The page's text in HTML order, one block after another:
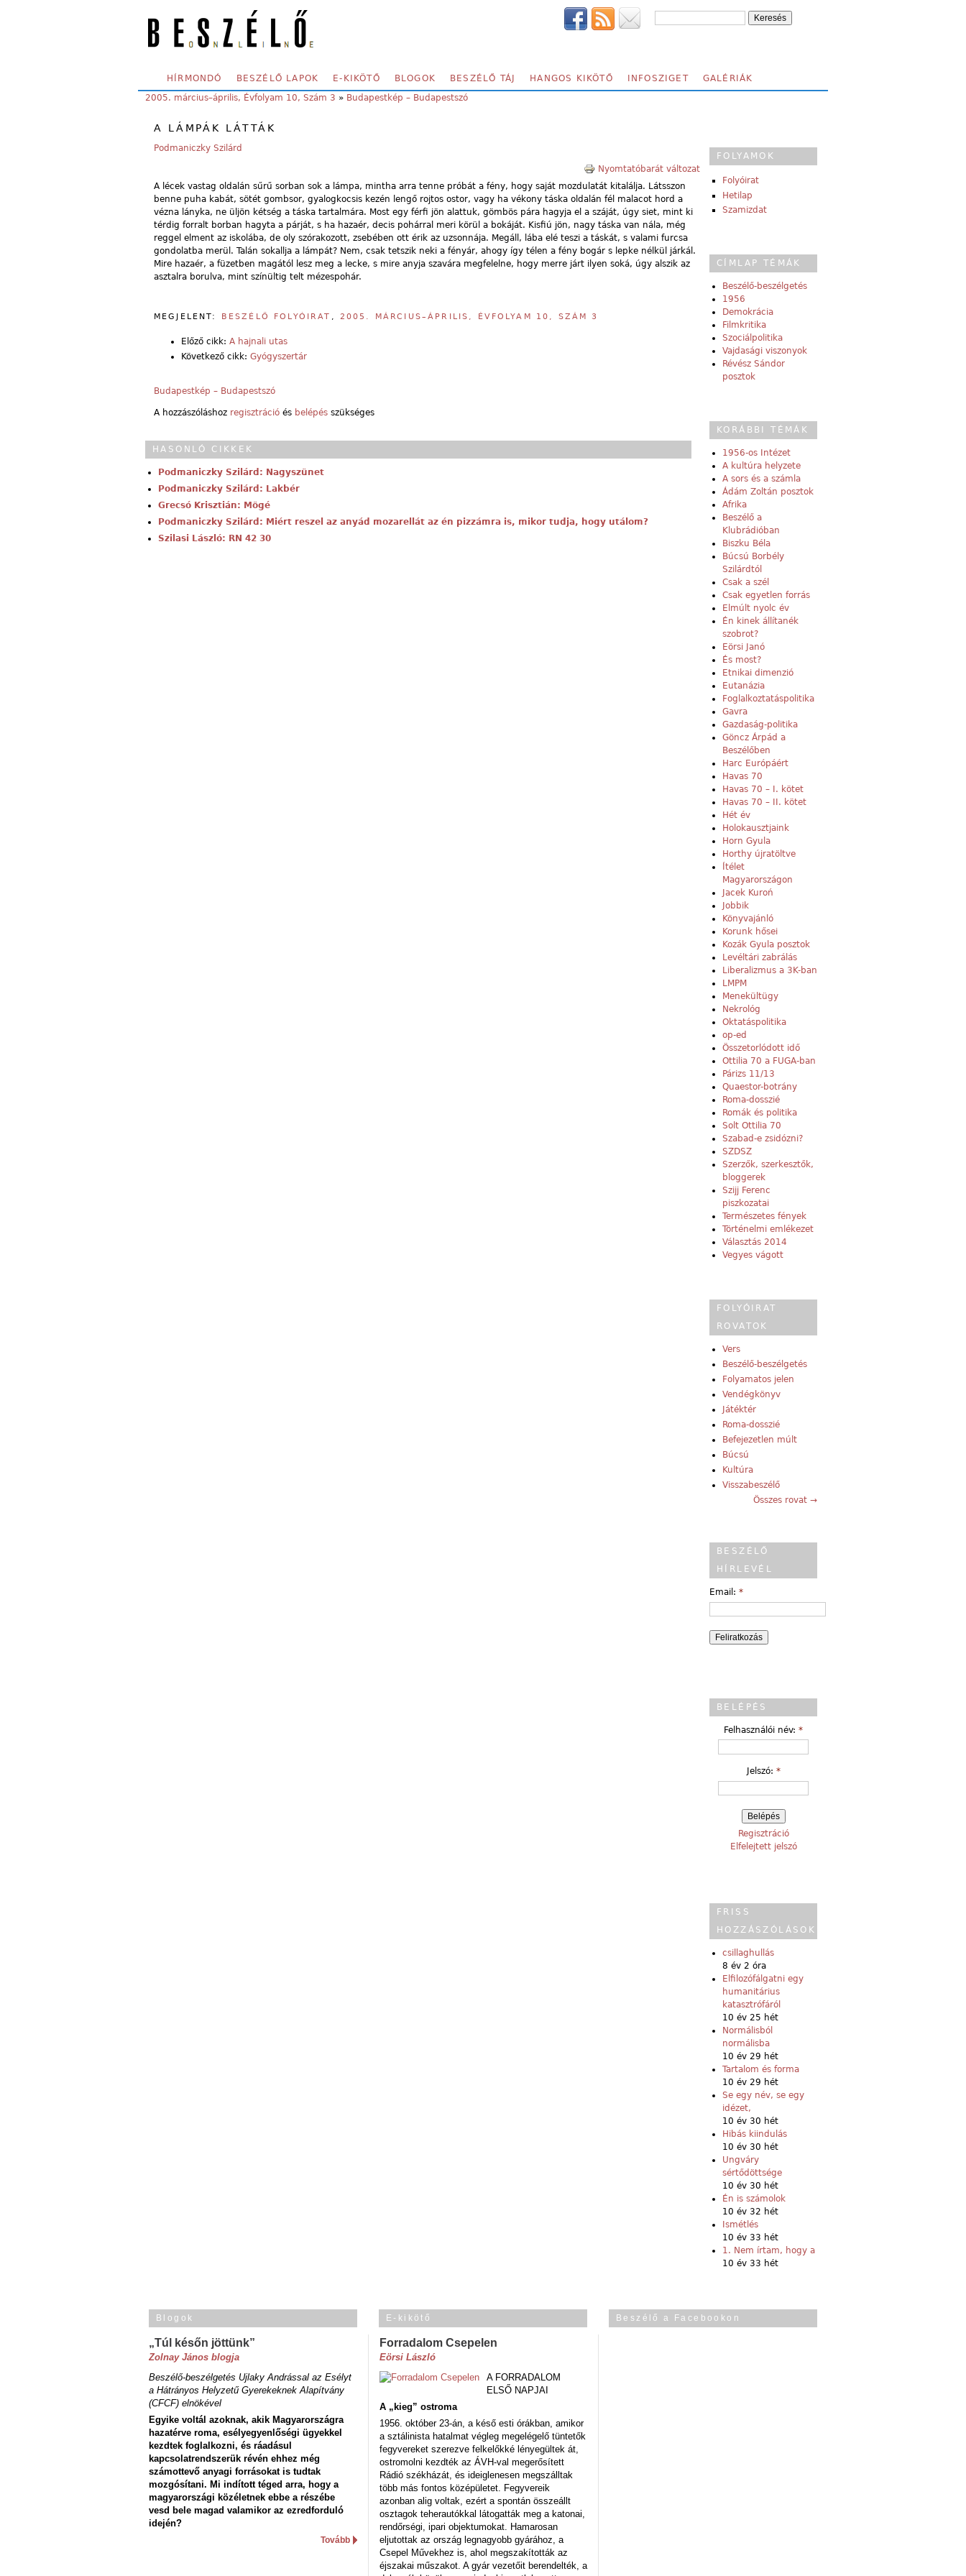
SECONDARY MENU
HÍRMONDÓ BESZÉLŐ LAPOK E-KIKÖTŐ BLOGOK BESZÉLŐ TÁJ HANGOS KIKÖTŐ INFOSZIGET GALÉRIÁK
YOU ARE HERE:
2005. március–április, Évfolyam 10, Szám 3 » Budapestkép – Budapestszó
A LÁMPÁK LÁTTÁK
Podmaniczky Szilárd
Nyomtatóbarát változat
A lécek vastag oldalán sűrű sorban sok a lámpa, mintha arra tenne próbát a fény, hogy saját mozdulatát kitalálja. Látsszon
benne puha kabát, sötét gombsor, gyalogkocsis kezén lengő rojtos ostor, vagy ha vékony táska oldalán fél malacot hord a
vézna lányka, ne üljön kétség a táska tartalmára. Most egy férfi jön alattuk, gömbös pára hagyja el a száját, úgy siet, mint ki
térdig forralt borban hagyta a párját, s ha hazaér, decis pohárral meri körül a bokáját. Kisfiú jön, nagy táska van nála, még
reggel elment az iskolába, de oly szórakozott, zsebében ott érik az uzsonnája. Megáll, lába elé teszi a táskát, s valami furcsa
gondolatba merül. Talán sokallja a lámpát? Nem, csak tetszik neki a fényár, ahogy így télen a fény bogár s lepke nélkül járkál.
Mire hazaér, a füzetben magától lesz meg a lecke, s mire anyja szavára megfelelne, hogy merre járt ilyen soká, úgy alszik az
asztalra borulva, mint színültig telt mézespohár.
MEGJELENT: BESZÉLŐ FOLYÓIRAT 2005. MÁRCIUS–ÁPRILIS, ÉVFOLYAM 10, SZÁM 3
Előző cikk: A hajnali utas
Következő cikk: Gyógyszertár
Budapestkép – Budapestszó
A hozzászóláshoz regisztráció és belépés szükséges
HASONLÓ CIKKEK
Podmaniczky Szilárd: Nagyszünet
Podmaniczky Szilárd: Lakbér
Grecsó Krisztián: Mögé
Podmaniczky Szilárd: Miért reszel az anyád mozarellát az én pizzámra is, mikor tudja, hogy utálom?
Szilasi László: RN 42 30
FOLYAMOK
Folyóirat
Hetilap
Szamizdat
CÍMLAP TÉMÁK
Beszélő-beszélgetés
1956
Demokrácia
Filmkritika
Szociálpolitika
Vajdasági viszonyok
Révész Sándor
posztok
KORÁBBI TÉMÁK
1956-os Intézet
A kultúra helyzete
A sors és a számla
Ádám Zoltán posztok
Afrika
Beszélő a
Klubrádióban
Biszku Béla
Búcsú Borbély
Szilárdtól
Csak a szél
Csak egyetlen forrás
Elmúlt nyolc év
Én kinek állítanék
szobrot?
Eörsi Janó
És most?
Etnikai dimenzió
Eutanázia
Foglalkoztatáspolitika
Gavra
Gazdaság-politika
Göncz Árpád a
Beszélőben
Harc Európáért
Havas 70
Havas 70 – I. kötet
Havas 70 – II. kötet
Hét év
Holokausztjaink
Horn Gyula
Horthy újratöltve
Ítélet
Magyarországon
Jacek Kuroń
Jobbik
Könyvajánló
Korunk hősei
Kozák Gyula posztok
Levéltári zabrálás
Liberalizmus a 3K-ban
LMPM
Menekültügy
Nekrológ
Oktatáspolitika
op-ed
Összetorlódott idő
Ottilia 70 a FUGA-ban
Párizs 11/13
Quaestor-botrány
Roma-dosszié
Romák és politika
Solt Ottilia 70
Szabad-e zsidózni?
SZDSZ
Szerzők, szerkesztők,
bloggerek
Szijj Ferenc
piszkozatai
Természetes fények
Történelmi emlékezet
Választás 2014
Vegyes vágott
FOLYÓIRAT
ROVATOK
Vers
Beszélő-beszélgetés
Folyamatos jelen
Vendégkönyv
Játéktér
Roma-dosszié
Befejezetlen múlt
Búcsú
Kultúra
Visszabeszélő
Összes rovat →
BESZÉLŐ
HÍRLEVÉL
Email: *
BELÉPÉS
Felhasználói név: *
Jelszó: *
Regisztráció
Elfelejtett jelszó
FRISS
HOZZÁSZÓLÁSOK
csillaghullás
8 év 2 óra
Elfilozófálgatni egy
humanitárius
katasztrófáról
10 év 25 hét
Normálisból
normálisba
10 év 29 hét
Tartalom és forma
10 év 29 hét
Se egy név, se egy
idézet,
10 év 30 hét
Hibás kiindulás
10 év 30 hét
Ungváry
sértődöttsége
10 év 30 hét
Én is számolok
10 év 32 hét
Ismétlés
10 év 33 hét
1. Nem írtam, hogy a
10 év 33 hét
Blogok
„Túl későn jöttünk”
Zolnay János blogja
Beszélő-beszélgetés Ujlaky Andrással az Esélyt
a Hátrányos Helyzetű Gyerekeknek Alapítvány
(CFCF) elnökével
Egyike voltál azoknak, akik Magyarországra
hazatérve roma, esélyegyenlőségi ügyekkel
kezdtek foglalkozni, és ráadásul
kapcsolatrendszerük révén ehhez még
számottevő anyagi forrásokat is tudtak
mozgósítani. Mi indított téged arra, hogy a
magyarországi közéletnek ebbe a részébe
vesd bele magad valamikor az ezredforduló
idején?
Tovább
E-kikötő
Forradalom Csepelen
Eörsi László
A FORRADALOM
ELSŐ NAPJAI
A „kieg” ostroma
1956. október 23-án, a késő esti órákban, amikor
a sztálinista hatalmat végleg megelégelő tüntetők
fegyvereket szerezve felkelőkké lényegültek át,
ostromolni kezdték az ÁVH-val megerősített
Rádió székházát, és ideiglenesen megszálltak
több más fontos középületet. Fegyvereik
azonban alig voltak, ezért a spontán összeállt
osztagok teherautókkal látogatták meg a katonai,
rendőrségi, ipari objektumokat. Hamarosan
eljutottak az ország legnagyobb gyárához, a
Csepel Művekhez is, ahol megszakították az
éjszakai műszakot. A gyár vezetőit berendelték, a
Beszélő a Facebookon